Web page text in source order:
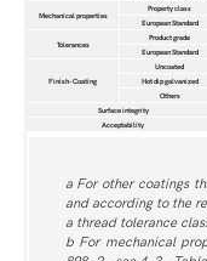
Mechanical properties
Property class
European Standard
Tolerances
Product grade
European Standard
Finish-Coating
Uncoated
Hot dip galvanized
Others
Surface integrity
Acceptability
a For other coatings
and according to the
a thread tolerance
b For mechanical